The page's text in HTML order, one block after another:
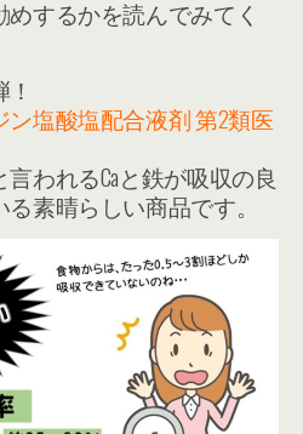
するかを読んでみてく
塩酸塩配合液剤 第2類医
われるCaと鉄が吸収の良
素晴らしい商品です。